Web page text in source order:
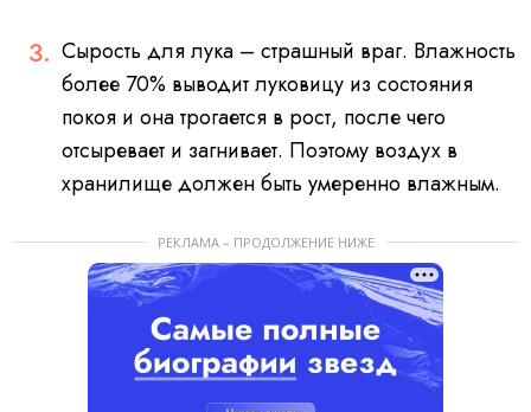
Сырость для лука – страшный враг. Влажность
более 70% выводит луковицу из состояния
покоя и она трогается в рост, после чего
отсыревает и загнивает. Поэтому воздух в
хранилище должен быть умеренно влажным.
РЕКЛАМА – ПРОДОЛЖЕНИЕ НИЖЕ